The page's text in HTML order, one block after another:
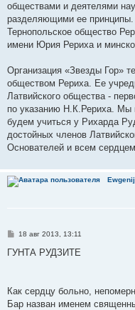
обществами и деятелями
разделяющими ее принципы.
Тернопольское общество
имени Юрия Рериха и
Организация «Звезды Гор»
обществом Рериха. Ее
Латвийского общества -
по указанию Н.К.Рериха. Мы
будем учиться у Рихарда
достойных членов
Основателей и всем
С
о
и
е
18 авг 2013, 13:11
ГУНТА РУДЗИТЕ
Как сердцу больно,
Бар назван именем